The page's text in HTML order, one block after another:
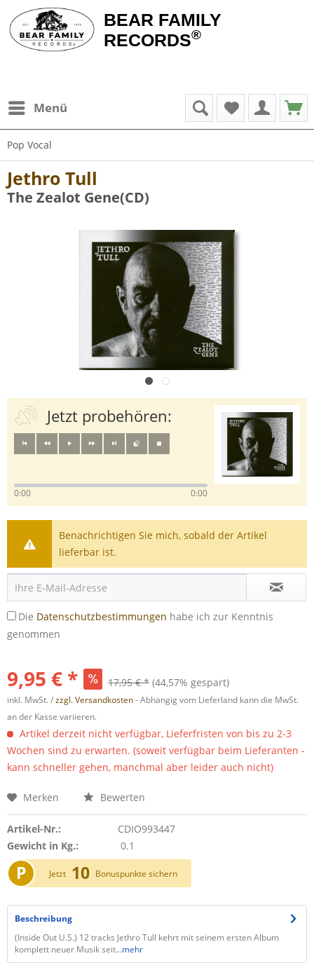
BEAR FAMILY
RECORDS®
Menü
Pop Vocal
Jethro Tull
The Zealot Gene(CD)
Jetzt probehören:
0:00 0:00
Benachrichtigen Sie mich, sobald der Artikel
lieferbar ist.
Die Datenschutzbestimmungen habe ich zur Kenntnis
genommen
9,95 € * 17,95 € * (44,57% gespart)
inkl. MwSt. /zzgl. Versandkosten- Abhängig vom Lieferland kann die MwSt.
an der Kasse variieren.
Artikel derzeit nicht verfügbar, Lieferfristen von bis zu 2-3
Wochen sind zu erwarten. (soweit verfügbar beim Lieferanten -
kann schneller gehen, manchmal aber leider auch nicht)
Merken Bewerten
Artikel-Nr.:
CDIO993447
Gewicht in Kg.:
0.1
P Jetzt 10 Bonuspunkte sichern
Beschreibung
(Inside Out U.S.) 12 tracks Jethro Tull kehrt mit seinem ersten Album
komplett neuer Musik seit...mehr